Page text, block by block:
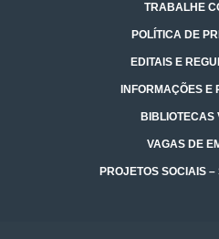
TRABALHE
POLÍTICA DE
EDITAIS E
INFORMAÇÕES E
BIBLIOTECAS
VAGAS DE
PROJETOS SOCIAIS